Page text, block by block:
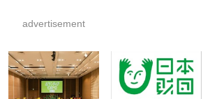
advertisement